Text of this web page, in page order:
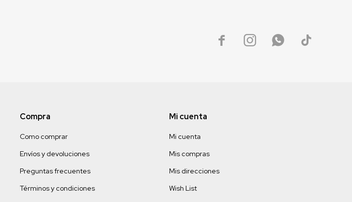
   
Compra
Como comprar
Envíos y devoluciones
Preguntas frecuentes
Términos y condiciones
Mi cuenta
Mi cuenta
Mis compras
Mis direcciones
Wish List